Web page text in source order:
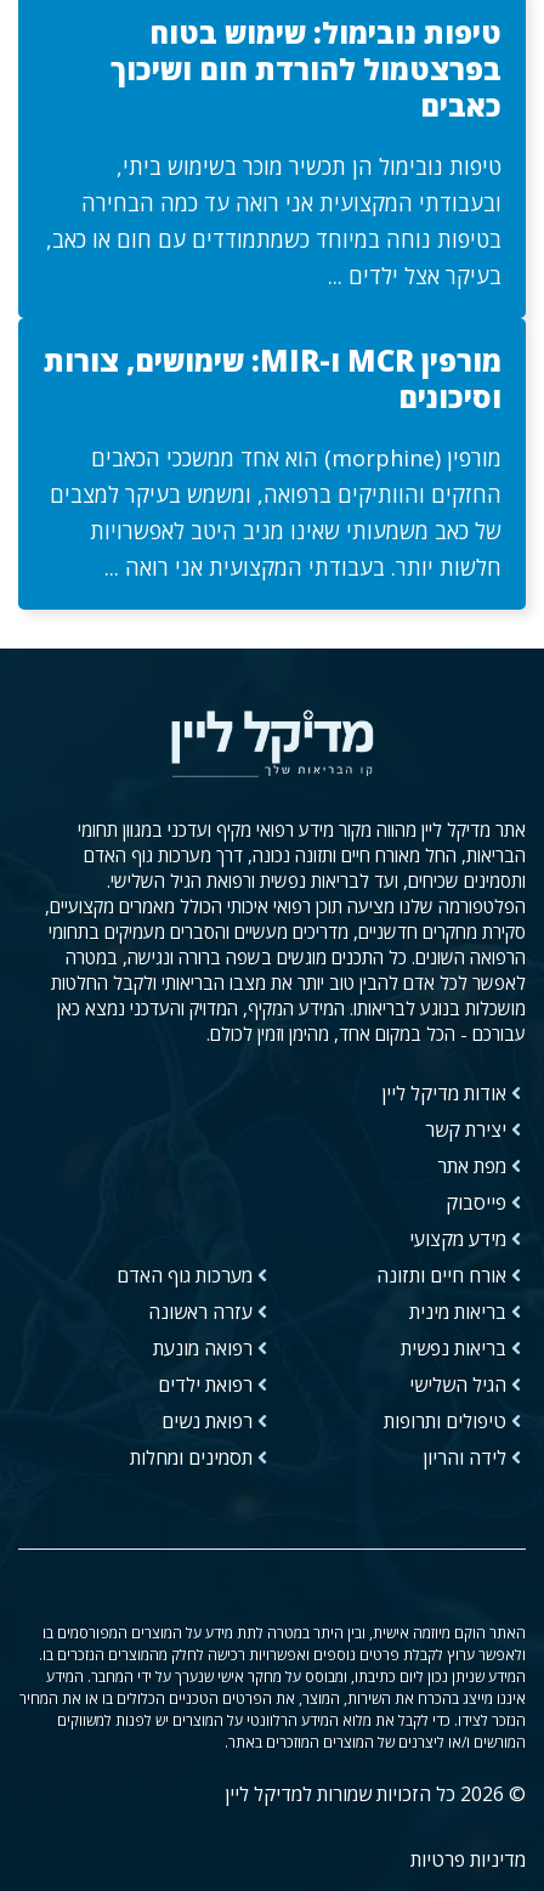
טיפות נובימול: שימוש בטוח
בפרצטמול להורדת חום ושיכוך
כאבים
טיפות נובימול הן תכשיר מוכר בשימוש ביתי,
ובעבודתי המקצועית אני רואה עד כמה הבחירה
בטיפות נוחה במיוחד כשמתמודדים עם חום או כאב,
בעיקר אצל ילדים ...
מורפין MCR ו-MIR: שימושים, צורות
וסיכונים
מורפין (morphine) הוא אחד ממשככי הכאבים
החזקים והוותיקים ברפואה, ומשמש בעיקר למצבים
של כאב משמעותי שאינו מגיב היטב לאפשרויות
חלשות יותר. בעבודתי המקצועית אני רואה ...
אתר מדיקל ליין מהווה מקור מידע רפואי מקיף ועדכני במגוון תחומי
הבריאות, החל מאורח חיים ותזונה נכונה, דרך מערכות גוף האדם
ותסמינים שכיחים, ועד לבריאות נפשית ורפואת הגיל השלישי.
הפלטפורמה שלנו מציעה תוכן רפואי איכותי הכולל מאמרים מקצועיים,
סקירת מחקרים חדשניים, מדריכים מעשיים והסברים מעמיקים בתחומי
הרפואה השונים. כל התכנים מוגשים בשפה ברורה ונגישה, במטרה
לאפשר לכל אדם להבין טוב יותר את מצבו הבריאותי ולקבל החלטות
מושכלות בנוגע לבריאותו. המידע המקיף, המדויק והעדכני נמצא כאן
עבורכם - הכל במקום אחד, מהימן וזמין לכולם.
אודות מדיקל ליין
יצירת קשר
מפת אתר
פייסבוק
מידע מקצועי
אורח חיים ותזונה
בריאות מינית
בריאות נפשית
הגיל השלישי
טיפולים ותרופות
לידה והריון
מערכות גוף האדם
עזרה ראשונה
רפואה מונעת
רפואת ילדים
רפואת נשים
תסמינים ומחלות
האתר הוקם מיוזמה אישית, ובין היתר במטרה לתת מידע על המוצרים המפורסמים בו
ולאפשר ערוץ לקבלת פרטים נוספים ואפשרויות רכישה לחלק מהמוצרים הנזכרים בו.
המידע שניתן נכון ליום כתיבתו, ומבוסס על מחקר אישי שנערך על ידי המחבר. המידע
איננו מייצג בהכרח את השירות, המוצר, את הפרטים הטכניים הכלולים בו או את המחיר
הנזכר לצידו. כדי לקבל את מלוא המידע הרלוונטי על המוצרים יש לפנות למשווקים
המורשים ו/או ליצרנים של המוצרים המוזכרים באתר.
© 2026 כל הזכויות שמורות למדיקל ליין
מדיניות פרטיות